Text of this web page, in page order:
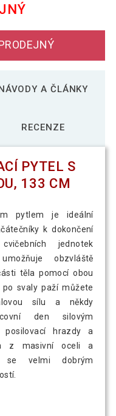
A ČLÁNKY
RECENZE
PYTEL S
133 CM
pytlem je ideální
k dokončení
jednotek
obzvláště
těla pomocí obou
svaly paží můžete
sílu a někdy
den silovým
posilovací hrazdy a
z masivní oceli a
se velmi dobrým